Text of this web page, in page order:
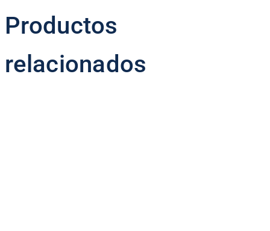
Productos
relacionados